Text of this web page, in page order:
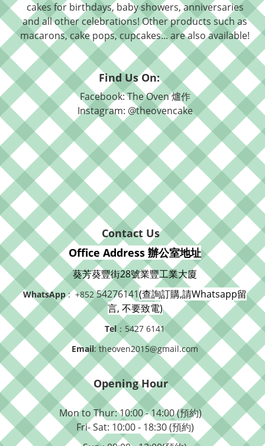
cakes for birthdays, baby showers, anniversaries
and all other celebrations! Other products such as
macarons, cake pops, cupcakes... are also available!
Find Us On:
Facebook: The Oven 爐作
Instagram: @theovencake
Contact Us
Office Address 辦公室地址
葵芳葵豐街28號業豐工業大廈
WhatsApp: +85254276141(查詢訂購,請Whatsapp留
言, 不要致電)
Tel：5427 6141
Email: theoven2015@gmail.com
Opening Hour
Mon to Thur: 10:00 - 14:00 (預約)
Fri- Sat: 10:00 - 18:30 (預約)